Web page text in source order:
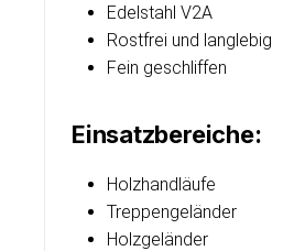
Edelstahl V2A
Rostfrei und langlebig
Fein geschliffen
Einsatzbereiche:
Holzhandläufe
Treppengeländer
Holzgeländer